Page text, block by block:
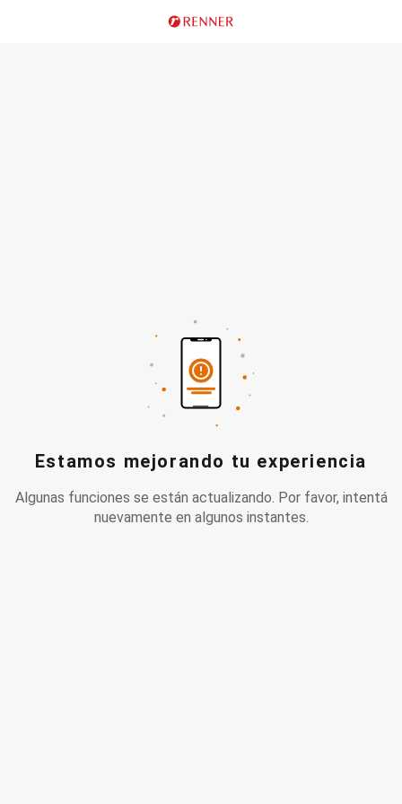
Estamos mejorando tu experiencia
Algunas funciones se están actualizando. Por favor, intentá
nuevamente en algunos instantes.